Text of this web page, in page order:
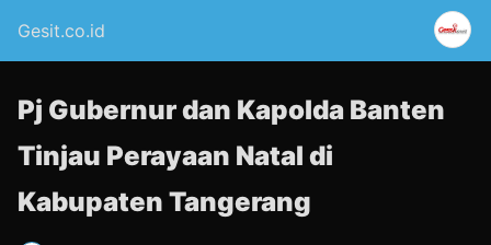
Gesit.co.id
Pj Gubernur dan Kapolda Banten
Tinjau Perayaan Natal di
Kabupaten Tangerang